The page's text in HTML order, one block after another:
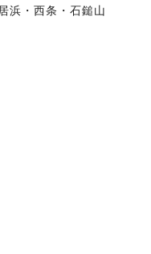
浜・西条・石鎚山